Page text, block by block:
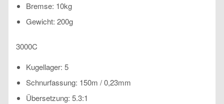
Bremse: 10kg
Gewicht: 200g
3000C
Kugellager: 5
Schnurfassung: 150m / 0,23mm
Übersetzung: 5.3:1